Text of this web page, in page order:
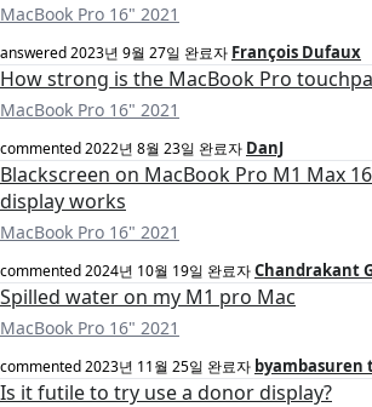
MacBook Pro 16" 2021
answered2023년 9월 27일 완료자 François Dufaux
How strong is the MacBook Pro
MacBook Pro 16" 2021
commented2022년 8월 23일 완료자 DanJ
Blackscreen on MacBook Pro M1 Max
display works
MacBook Pro 16" 2021
commented2024년 10월 19일 완료자Chandrakant
Spilled water on my M1 pro Mac
MacBook Pro 16" 2021
commented2023년 11월 25일 완료자 byambasuren
Is it futile to try use a donor display?